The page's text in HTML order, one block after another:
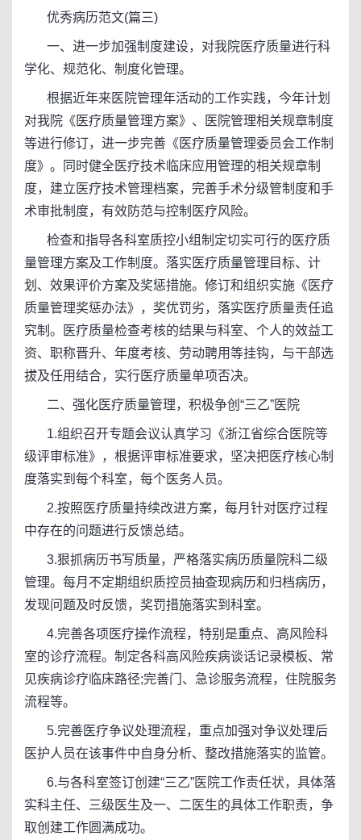
优秀病历范文(篇三)
一、进一步加强制度建设，对我院医疗质量进行科
学化、规范化、制度化管理。
根据近年来医院管理年活动的工作实践，今年计划
对我院《医疗质量管理方案》、医院管理相关规章制度
等进行修订，进一步完善《医疗质量管理委员会工作制
度》。同时健全医疗技术临床应用管理的相关规章制
度，建立医疗技术管理档案，完善手术分级管制度和手
术审批制度，有效防范与控制医疗风险。
检查和指导各科室质控小组制定切实可行的医疗质
量管理方案及工作制度。落实医疗质量管理目标、计
划、效果评价方案及奖惩措施。修订和组织实施《医疗
质量管理奖惩办法》，奖优罚劣，落实医疗质量责任追
究制。医疗质量检查考核的结果与科室、个人的效益工
资、职称晋升、年度考核、劳动聘用等挂钩，与干部选
拔及任用结合，实行医疗质量单项否决。
二、强化医疗质量管理，积极争创“三乙”医院
1.组织召开专题会议认真学习《浙江省综合医院等
级评审标准》，根据评审标准要求，坚决把医疗核心制
度落实到每个科室，每个医务人员。
2.按照医疗质量持续改进方案，每月针对医疗过程
中存在的问题进行反馈总结。
3.狠抓病历书写质量，严格落实病历质量院科二级
管理。每月不定期组织质控员抽查现病历和归档病历，
发现问题及时反馈，奖罚措施落实到科室。
4.完善各项医疗操作流程，特别是重点、高风险科
室的诊疗流程。制定各科高风险疾病谈话记录模板、常
见疾病诊疗临床路径;完善门、急诊服务流程，住院服务
流程等。
5.完善医疗争议处理流程，重点加强对争议处理后
医护人员在该事件中自身分析、整改措施落实的监管。
6.与各科室签订创建“三乙”医院工作责任状，具体落
实科主任、三级医生及一、二医生的具体工作职责，争
取创建工作圆满成功。